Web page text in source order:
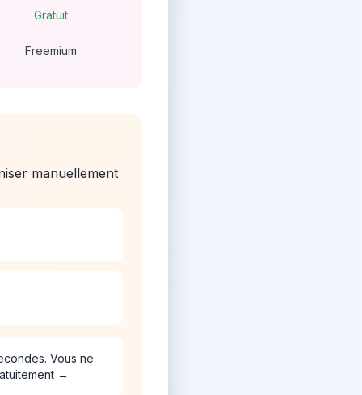
Gratuit
Freemium
manuellement
Vous ne
→